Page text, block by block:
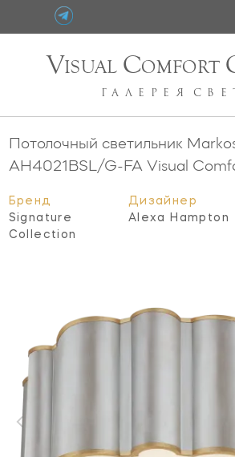
VISUAL COMFORT
ГАЛЕРЕЯ
Потолочный светильник
AH4021BSL/G-FA Visual
Бренд
Signature
Collection
Дизайнер
Alexa Hampton